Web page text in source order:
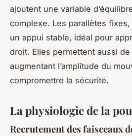
ajoutent une variable
complexe. Les parallètes
un appui stable, idéal pour
droit. Elles permettent aussi
augmentant l’amplitude du
compromettre la sécurité.
La physiologie de la
Recrutement des faisceaux